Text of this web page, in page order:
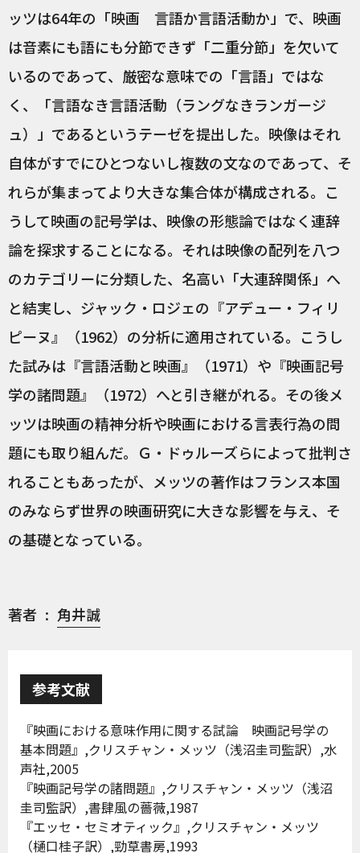
ッツは64年の「映画 言語か言語活動か」で、映画
は音素にも語にも分節できず「二重分節」を欠いて
いるのであって、厳密な意味での「言語」ではな
く、「言語なき言語活動（ラングなきランガージ
ュ）」であるというテーゼを提出した。映像はそれ
自体がすでにひとつないし複数の文なのであって、そ
れらが集まってより大きな集合体が構成される。こ
うして映画の記号学は、映像の形態論ではなく連辞
論を探求することになる。それは映像の配列を八つ
のカテゴリーに分類した、名高い「大連辞関係」へ
と結実し、ジャック・ロジェの『アデュー・フィリ
ピーヌ』（1962）の分析に適用されている。こうし
た試みは『言語活動と映画』（1971）や『映画記号
学の諸問題』（1972）へと引き継がれる。その後メ
ッツは映画の精神分析や映画における言表行為の問
題にも取り組んだ。Ｇ・ドゥルーズらによって批判さ
れることもあったが、メッツの著作はフランス本国
のみならず世界の映画研究に大きな影響を与え、そ
の基礎となっている。
著者 角井誠
参考文献
『映画における意味作用に関する試論 映画記号学の
基本問題』,クリスチャン・メッツ（浅沼圭司監訳）,水
声社,2005
『映画記号学の諸問題』,クリスチャン・メッツ（浅沼
圭司監訳）,書肆風の薔薇,1987
『エッセ・セミオティック』,クリスチャン・メッツ
（樋口桂子訳）,勁草書房,1993